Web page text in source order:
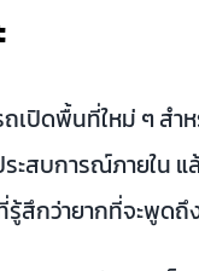
เปิดพื้นที่ใหม่ ๆ ส
สบการณ์ภายใน
รู้สึกว่ายากที่จะพูด